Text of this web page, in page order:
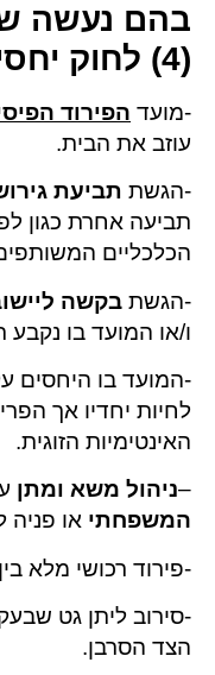
(4) לחוק יחסי ממון
-מועד הפירוד
עוזב את הבית.
-הגשת תביעת
תביעה אחרת כגון
הכלכליים
-הגשת בקשה
ו/או המועד בו נקבע
-המועד בו היחסים
לחיות יחדיו אך
האינטימיות הזוגית.
–ניהול משא ומתן
המשפחתי או פניה
-פירוד רכושי מלא
-סירוב ליתן גט
הצד הסרבן.